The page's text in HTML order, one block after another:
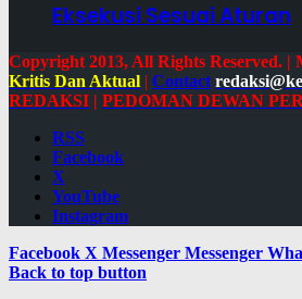
Eksekusi Sesuai Aturan
Copyright 2013, All Rights Reserved. |
Kritis Dan Aktual | Contact
REDAKSI | PEDOMAN DEWAN
RSS
Facebook
X
YouTube
Instagram
Facebook X Messenger Messenger
Back to top button